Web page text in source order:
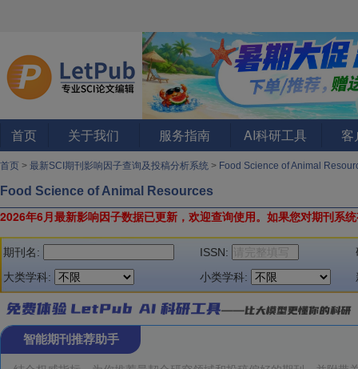
首页 关于我们 服务指南 AI科研工具 客
首页 > 最新SCI期刊影响因子查询及投稿分析系统 > Food Science of Animal
Food Science of Animal Resources
2026年6月最新影响因子数据已更新，欢迎查询使用。 如果您对期刊系
期刊名: ISSN:
大类学科:
小类学科:
智能期刊推荐助手